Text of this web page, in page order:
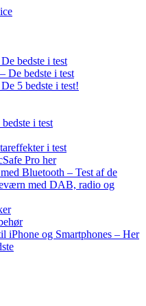
bedste i test
De bedste i test
5 bedste i test!
i test
i test
Pro her
Bluetooth – Test af de
med DAB, radio og
iPhone og Smartphones – Her